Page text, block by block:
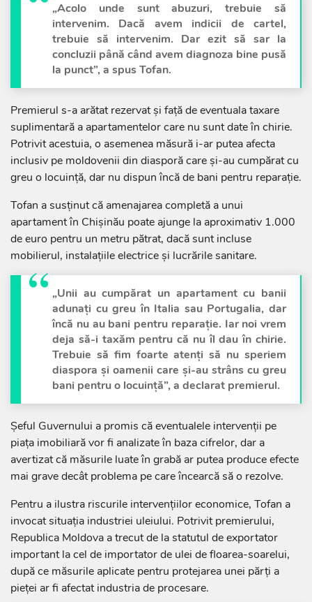
„Acolo unde sunt abuzuri, trebuie să
intervenim. Dacă avem indicii de cartel,
trebuie să intervenim. Dar ezit să sar la
concluzii până când avem diagnoza bine pusă
la punct”, a spus Tofan.
Premierul s-a arătat rezervat și față de eventuala taxare
suplimentară a apartamentelor care nu sunt date în chirie.
Potrivit acestuia, o asemenea măsură i-ar putea afecta
inclusiv pe moldovenii din diasporă care și-au cumpărat cu
greu o locuință, dar nu dispun încă de bani pentru reparație.
Tofan a susținut că amenajarea completă a unui
apartament în Chișinău poate ajunge la aproximativ 1.000
de euro pentru un metru pătrat, dacă sunt incluse
mobilierul, instalațiile electrice și lucrările sanitare.
„Unii au cumpărat un apartament cu banii
adunați cu greu în Italia sau Portugalia, dar
încă nu au bani pentru reparație. Iar noi vrem
deja să-i taxăm pentru că nu îl dau în chirie.
Trebuie să fim foarte atenți să nu speriem
diaspora și oamenii care și-au strâns cu greu
bani pentru o locuință”, a declarat premierul.
Șeful Guvernului a promis că eventualele intervenții pe
piața imobiliară vor fi analizate în baza cifrelor, dar a
avertizat că măsurile luate în grabă ar putea produce efecte
mai grave decât problema pe care încearcă să o rezolve.
Pentru a ilustra riscurile intervențiilor economice, Tofan a
invocat situația industriei uleiului. Potrivit premierului,
Republica Moldova a trecut de la statutul de exportator
important la cel de importator de ulei de floarea-soarelui,
după ce măsurile aplicate pentru protejarea unei părți a
pieței ar fi afectat industria de procesare.